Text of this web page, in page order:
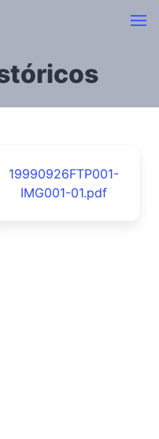
19990926FTP001-
IMG001-01.pdf